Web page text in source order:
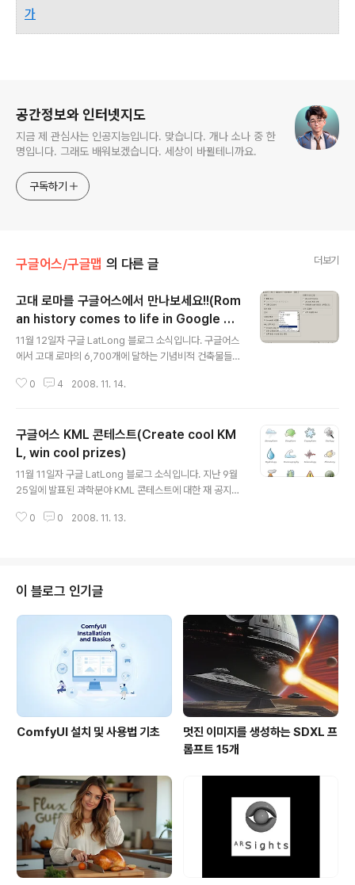
가
공간정보와 인터넷지도
지금 제 관심사는 인공지능입니다. 맞습니다. 개나 소나 중 한
명입니다. 그래도 배워보겠습니다. 세상이 바뀔테니까요.
구독하기
구글어스/구글맵 의 다른 글 더보기
고대 로마를 구글어스에서 만나보세요!!(Rom
an history comes to life in Google Ea
rth)
11월 12일자 구글 LatLong 블로그 소식입니다. 구글어스
에서 고대 로마의 6,700개에 달하는 기념비적 건축물들을
건축가 Italo Gismondi가 생전에 제작한 석고모델을 기
단 기술 연구소(IATH : Institute for Advanced Tech
nology in the Humanities)의 로마 재탄생(Rome Re
born) 모델을 기반으로 제작되었다고 합니다. (추가 : 11/1
6) Museo della Civiltà Romana라는 박물관에 가면
석고 모델을 볼 수 있다고 합니다. Plastico di Roma im
per..
0 4 2008. 11. 14.
구글어스 KML 콘테스트(Create cool KM
L, win cool prizes)
11월 11일자 구글 LatLong 블로그 소식입니다. 지난 9월
25일에 발표된 과학분야 KML 콘테스트에 대한 재 공지입
이 제작한 멋진 KML 콘텐츠를 공유하고, 구글어스를 과학
전문분야에 종사하는 분들이 KML을 알고 계실 분이 많지
않아 지원하실 분은 없을 것 같네요. 혹시 관심 있는 분이
계시다면 존베일리의 과학창고를 방문하셔서 여러가지 좋
은 예제를 둘러보시면 도움이 될 것 같습니다. 민, 푸른하늘
==== http://google-latlong.blogspot.c..
0 0 2008. 11. 13.
이 블로그 인기글
ComfyUI 설치 및 사용법 기초
멋진 이미지를 생성하는 SDXL 프
롬프트 15개